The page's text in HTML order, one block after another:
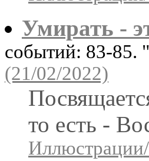
Умирать -
событий: 83-85.
(21/02/2022)
то есть -